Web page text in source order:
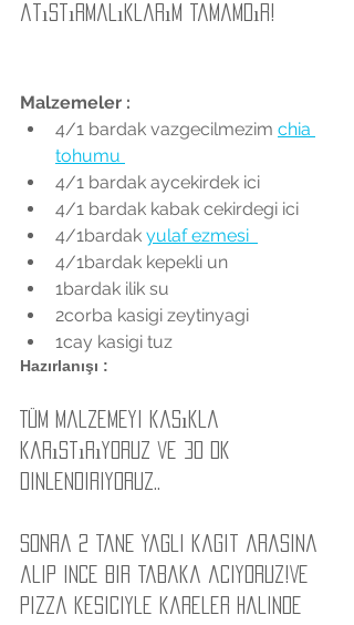
atıstırmalıklarım tamamdır!
Malzemeler :
4/1 bardak vazgecilmezim chia
tohumu
4/1 bardak aycekirdek ici
4/1 bardak kabak cekirdegi ici
4/1bardak yulaf ezmesi
4/1bardak kepekli un
1bardak ilik su
2corba kasigi zeytinyagi
1cay kasigi tuz
Hazırlanışı :
Tüm malzemeyi kasıkla
karıstırıyoruz ve 30 dk
dinlendiriyoruz..
Sonra 2 tane yagli kagit arasina
alip ince bir tabaka aciyoruz!Ve
pizza kesiciyle kareler halinde